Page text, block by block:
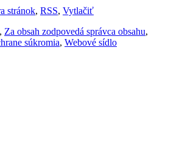
stránok, RSS, Vytlačiť
, Za obsah zodpovedá správca obsahu,
súkromia, Webové sídlo